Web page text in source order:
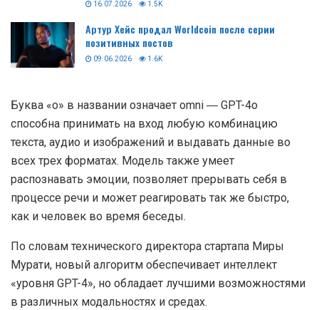
16.07.2026 1.5K
Артур Хейс продал Worldcoin после серии
позитивных постов
09.06.2026 1.6K
Буква «o» в названии означает omni ― GPT-4o
способна принимать на вход любую комбинацию
текста, аудио и изображений и выдавать данные во
всех трех форматах. Модель также умеет
распознавать эмоции, позволяет прерывать себя в
процессе речи и может реагировать так же быстро,
как и человек во время беседы.
По словам технического директора стартапа Миры
Мурати, новый алгоритм обеспечивает интеллект
«уровня GPT-4», но обладает лучшими возможностями
в различных модальностях и средах.